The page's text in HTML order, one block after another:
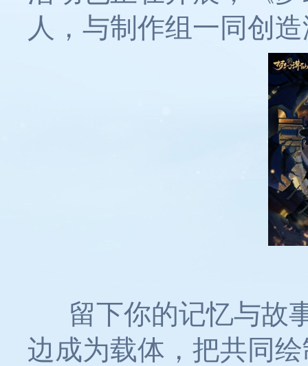
人，与制作组一同创
留下你的记忆与故
边成为载体，把共同